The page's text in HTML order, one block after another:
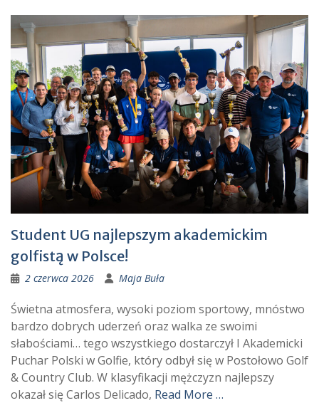
Student UG najlepszym akademickim
golfistą w Polsce!
2 czerwca 2026 Maja Buła
Świetna atmosfera, wysoki poziom sportowy, mnóstwo
bardzo dobrych uderzeń oraz walka ze swoimi
słabościami… tego wszystkiego dostarczył I Akademicki
Puchar Polski w Golfie, który odbył się w Postołowo Golf
& Country Club. W klasyfikacji mężczyzn najlepszy
okazał się Carlos Delicado, Read More …